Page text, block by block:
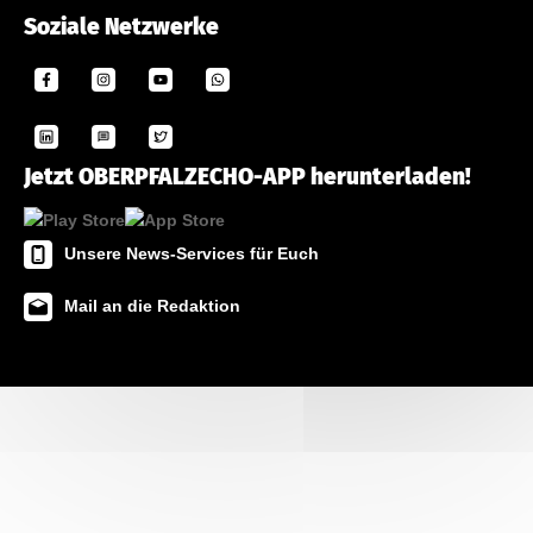
Soziale Netzwerke
Jetzt OBERPFALZECHO-APP herunterladen!
Unsere News-Services für Euch
Mail an die Redaktion